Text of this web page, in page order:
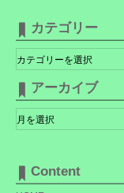
カテゴリー
テ
ゴ
リ
ー
アーカイブ
ー
カ
Content